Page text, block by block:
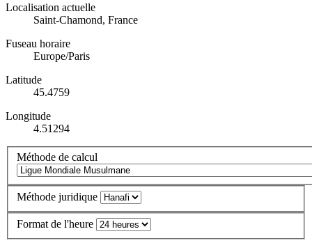
Localisation actuelle
Saint-Chamond, France
Fuseau horaire
Europe/Paris
Latitude
45.4759
Longitude
4.51294
Méthode de calcul
Méthode juridique
Format de l'heure